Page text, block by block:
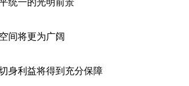
一的光明前景
将更为广阔
利益将得到充分保障